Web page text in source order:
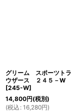
グリーム スポーツトラ
ウザース ２４５－W
[245-W]
14,800円(税別)
(税込 : 16,280円)